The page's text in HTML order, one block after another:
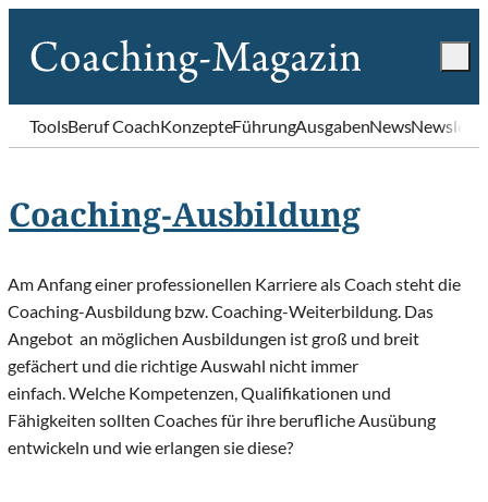
ToolsBeruf CoachKonzepteFührungAusgabenNews
Coaching-Ausbildung
Am Anfang einer professionellen Karriere als Coach steht die
Coaching-Ausbildung bzw. Coaching-Weiterbildung. Das
Angebot an möglichen Ausbildungen ist groß und breit
gefächert und die richtige Auswahl nicht immer
einfach. Welche Kompetenzen, Qualifikationen und
Fähigkeiten sollten Coaches für ihre berufliche Ausübung
entwickeln und wie erlangen sie diese?